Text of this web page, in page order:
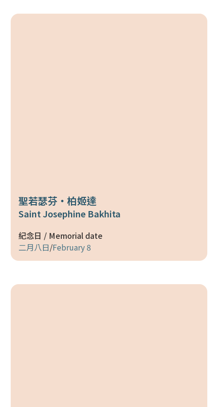
聖若瑟芬‧柏姬達
Saint Josephine Bakhita
紀念日 / Memorial date
二月八日/February 8